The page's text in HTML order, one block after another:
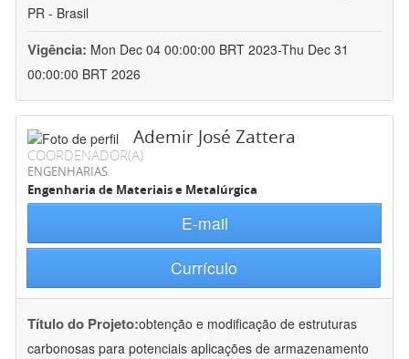
PR - Brasil
Vigência: Mon Dec 04 00:00:00 BRT 2023-Thu Dec 31
00:00:00 BRT 2026
Ademir José Zattera
COORDENADOR(A)
ENGENHARIAS
Engenharia de Materiais e Metalúrgica
E-mail
Currículo
Título do Projeto:obtenção e modificação de estruturas
carbonosas para potenciais aplicações de armazenamento